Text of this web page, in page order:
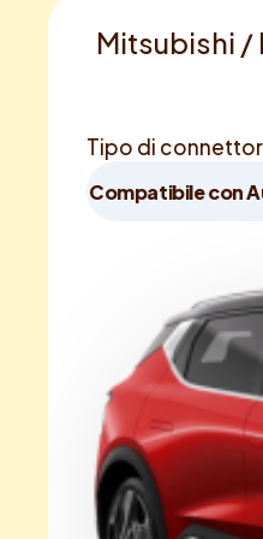
Mitsubishi /
Tipo di
Compatibile con